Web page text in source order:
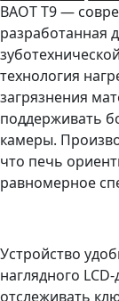
BAOT T9 —
разработанная
технология
загрязнения
поддерживать
камеры.
что печь
равномерное
Устройство
наглядного
отслеживать